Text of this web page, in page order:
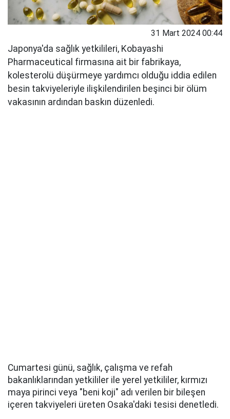
31 Mart 2024 00:44
Japonya'da sağlık yetkilileri, Kobayashi
Pharmaceutical firmasına ait bir fabrikaya,
kolesterolü düşürmeye yardımcı olduğu iddia edilen
besin takviyeleriyle ilişkilendirilen beşinci bir ölüm
vakasının ardından baskın düzenledi.
Cumartesi günü, sağlık, çalışma ve refah
bakanlıklarından yetkililer ile yerel yetkililer, kırmızı
maya pirinci veya "beni koji" adı verilen bir bileşen
içeren takviyeleri üreten Osaka'daki tesisi denetledi.